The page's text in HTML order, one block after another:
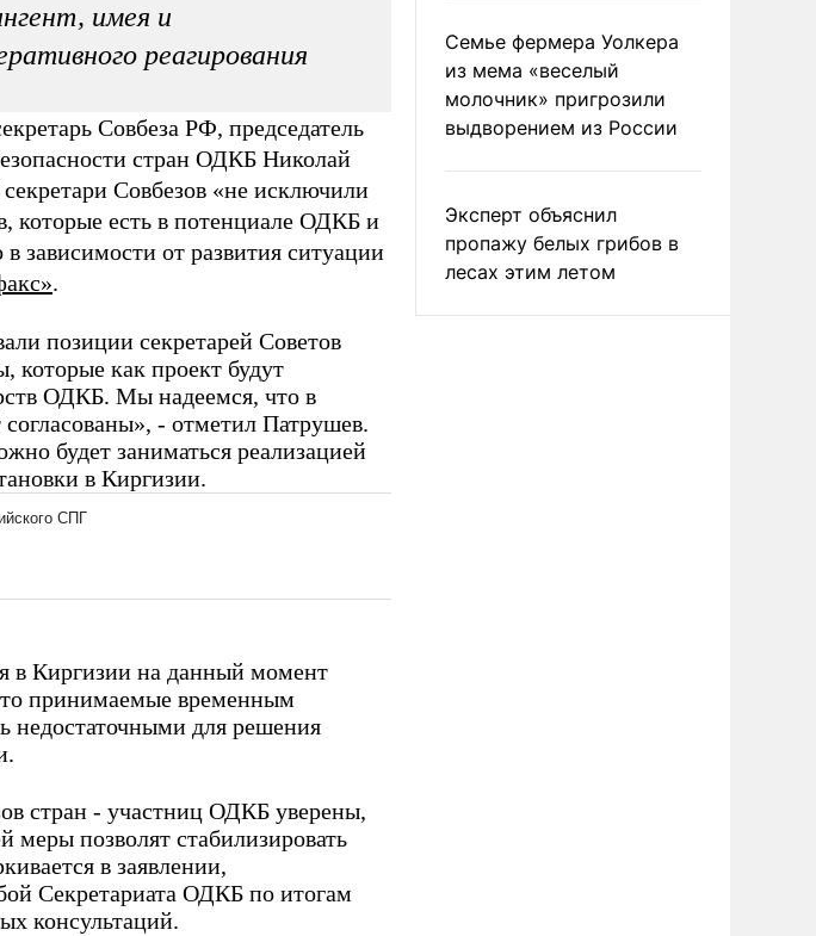
имея и
реагирования
Совбеза РФ, председатель
стран ОДКБ Николай
Совбезов «не исключили
которые есть в потенциале ОДКБ и
зависимости от развития ситуации
.
позиции секретарей Советов
которые как проект будут
ОДКБ. Мы надеемся, что в
- отметил Патрушев.
будет заниматься реализацией
в Киргизии.
в Киргизии на данный момент
принимаемые временным
недостаточными для решения
стран - участниц ОДКБ уверены,
меры позволят стабилизировать
в заявлении,
Секретариата ОДКБ по итогам
консультаций.
Семье фермера Уолкера
из мема «веселый
молочник» пригрозили
выдворением из России
Эксперт объяснил
пропажу белых грибов в
лесах этим летом